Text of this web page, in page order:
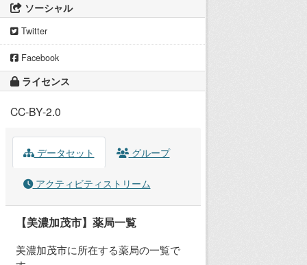
ソーシャル
Twitter
Facebook
ライセンス
CC-BY-2.0
データセット グループ
アクティビティストリーム
【美濃加茂市】薬局一覧
美濃加茂市に所在する薬局の一覧で